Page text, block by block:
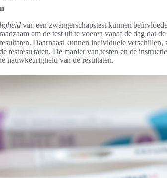
van een zwangerschapstest kunnen
om de test uit te voeren vanaf de dag dat
Daarnaast kunnen individuele verschillen,
testresultaten. De manier van testen en de
nauwkeurigheid van de resultaten.